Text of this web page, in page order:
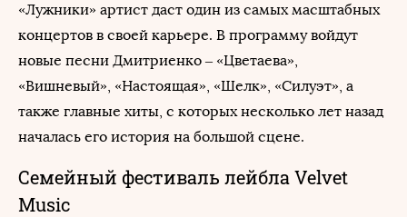
«Лужники» артист даст один из самых масштабных
концертов в своей карьере. В программу войдут
новые песни Дмитриенко – «Цветаева»,
«Вишневый», «Настоящая», «Шелк», «Силуэт», а
также главные хиты, с которых несколько лет назад
началась его история на большой сцене.
Семейный фестиваль лейбла Velvet
Music